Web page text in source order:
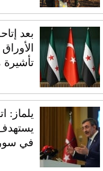
بعد
تأشيرة
يلماز:
في